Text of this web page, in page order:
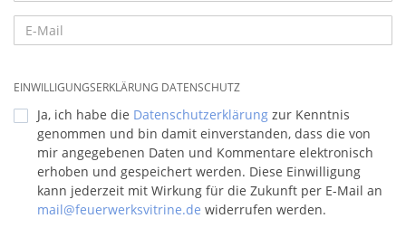
EINWILLIGUNGSERKLÄRUNG DATENSCHUTZ
Ja, ich habe die Datenschutzerklärung zur Kenntnis
genommen und bin damit einverstanden, dass die von
mir angegebenen Daten und Kommentare elektronisch
erhoben und gespeichert werden. Diese Einwilligung
kann jederzeit mit Wirkung für die Zukunft per E-Mail an
mail@feuerwerksvitrine.de widerrufen werden.